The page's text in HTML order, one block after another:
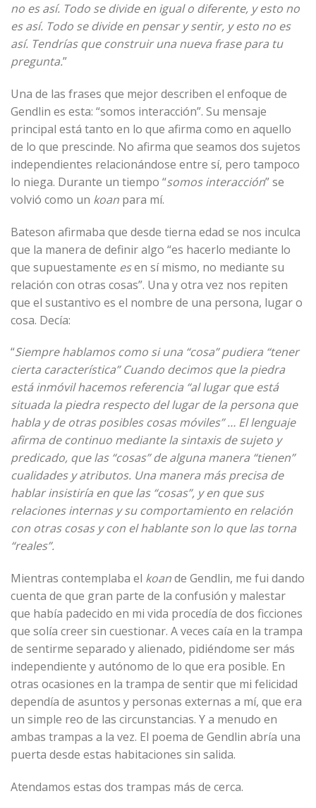
no es así. Todo se divide en igual o diferente, y esto no
es así. Todo se divide en pensar y sentir, y esto no es
así. Tendrías que construir una nueva frase para tu
pregunta.”
Una de las frases que mejor describen el enfoque de
Gendlin es esta: “somos interacción”. Su mensaje
principal está tanto en lo que afirma como en aquello
de lo que prescinde. No afirma que seamos dos sujetos
independientes relacionándose entre sí, pero tampoco
lo niega. Durante un tiempo “somos interacción” se
volvió como un koan para mí.
Bateson afirmaba que desde tierna edad se nos inculca
que la manera de definir algo “es hacerlo mediante lo
que supuestamente esen sí mismo, no mediante su
relación con otras cosas”. Una y otra vez nos repiten
que el sustantivo es el nombre de una persona, lugar o
cosa. Decía:
“Siempre hablamos como si una “cosa” pudiera “tener
cierta característica” Cuando decimos que la piedra
está inmóvil hacemos referencia “al lugar que está
situada la piedra respecto del lugar de la persona que
habla y de otras posibles cosas móviles” … El lenguaje
afirma de continuo mediante la sintaxis de sujeto y
predicado, que las “cosas” de alguna manera “tienen”
cualidades y atributos. Una manera más precisa de
hablar insistiría en que las “cosas”, y en que sus
relaciones internas y su comportamiento en relación
con otras cosas y con el hablante son lo que las torna
“reales”.
Mientras contemplaba el koande Gendlin, me fui dando
cuenta de que gran parte de la confusión y malestar
que había padecido en mi vida procedía de dos ficciones
que solía creer sin cuestionar. A veces caía en la trampa
de sentirme separado y alienado, pidiéndome ser más
independiente y autónomo de lo que era posible. En
otras ocasiones en la trampa de sentir que mi felicidad
dependía de asuntos y personas externas a mí, que era
un simple reo de las circunstancias. Y a menudo en
ambas trampas a la vez. El poema de Gendlin abría una
puerta desde estas habitaciones sin salida.
Atendamos estas dos trampas más de cerca.